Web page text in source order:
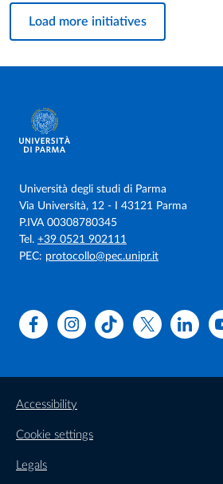
Load more initiatives
Università degli studi di Parma
Via Università, 12 - I 43121 Parma
P.IVA 00308780345
Tel. +39 0521 902111
PEC: protocollo@pec.unipr.it
FacebookInstagramTikTok X
Accessibility
Cookie settings
Legals